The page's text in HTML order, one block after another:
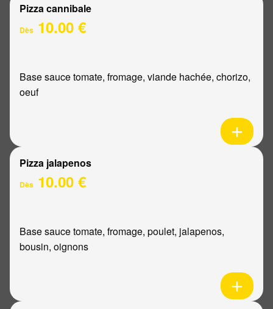
Pizza cannibale
Dès 10.00 €
Base sauce tomate, fromage, viande hachée, chorizo,
oeuf
Pizza jalapenos
Dès 10.00 €
Base sauce tomate, fromage, poulet, jalapenos,
bousin, oignons